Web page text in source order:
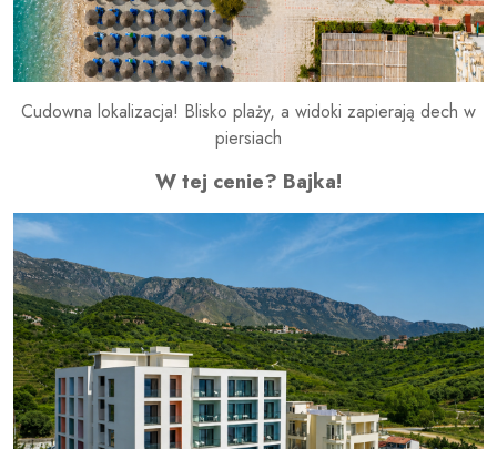
Cudowna lokalizacja! Blisko plaży, a widoki zapierają dech w
piersiach
W tej cenie? Bajka!